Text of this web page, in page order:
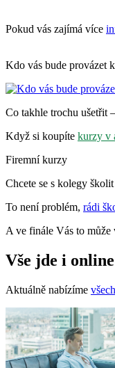
Pokud vás zajímá více
Kdo vás bude provázet
Co takhle trochu ušetřit
Když si koupíte kurzy v
Firemní kurzy
Chcete se s kolegy
To není problém, rádi
A ve finále Vás to
Vše jde i online
Aktuálně nabízíme